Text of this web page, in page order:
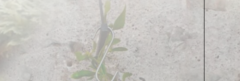
академично по цвету, форме, поэтому
искусстве называется не тот
в натуральную величину. И, забегая вперёд,